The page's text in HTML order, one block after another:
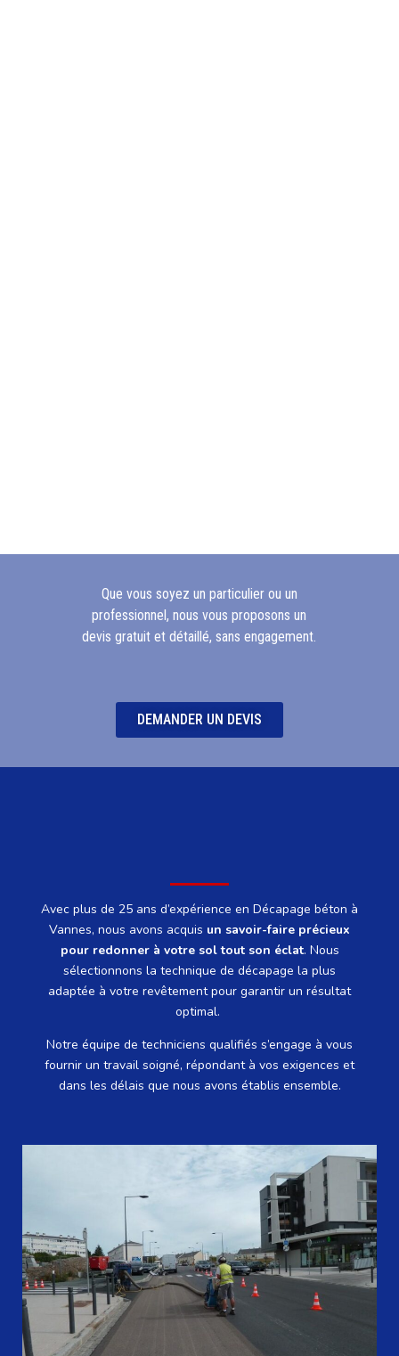
Que vous soyez un particulier ou un
professionnel, nous vous proposons un
devis gratuit et détaillé, sans engagement.
DEMANDER UN DEVIS
Avec plus de 25 ans d’expérience en Décapage béton à
Vannes, nous avons acquis un savoir-faire précieux
pour redonner à votre sol tout son éclat. Nous
sélectionnons la technique de décapage la plus
adaptée à votre revêtement pour garantir un résultat
optimal.
Notre équipe de techniciens qualifiés s’engage à vous
fournir un travail soigné, répondant à vos exigences et
dans les délais que nous avons établis ensemble.